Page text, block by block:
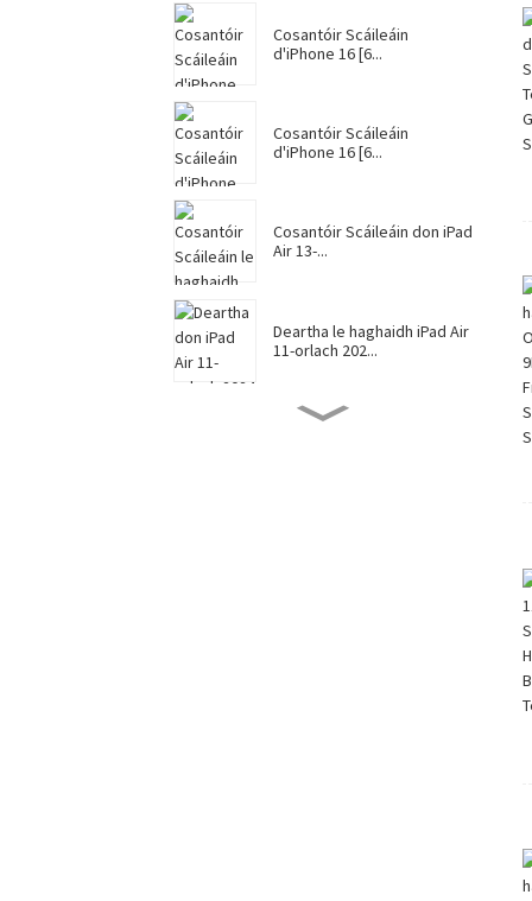
Cosantóir Scáileáin
d'iPhone 16 [6...
Cosantóir Scáileáin
d'iPhone 16 [6...
Cosantóir Scáileáin don iPad
Air 13-...
Deartha le haghaidh iPad Air
11-orlach 202...